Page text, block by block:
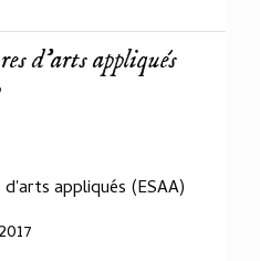
d'arts appliqués
appliqués (ESAA)